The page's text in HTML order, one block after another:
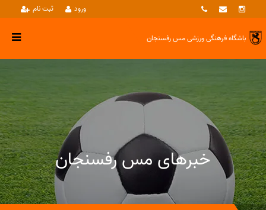
ثبت نام ورود
باشگاه فرهنگی ورزشیمس رفسنجان
خبرهای مس رفسنجان